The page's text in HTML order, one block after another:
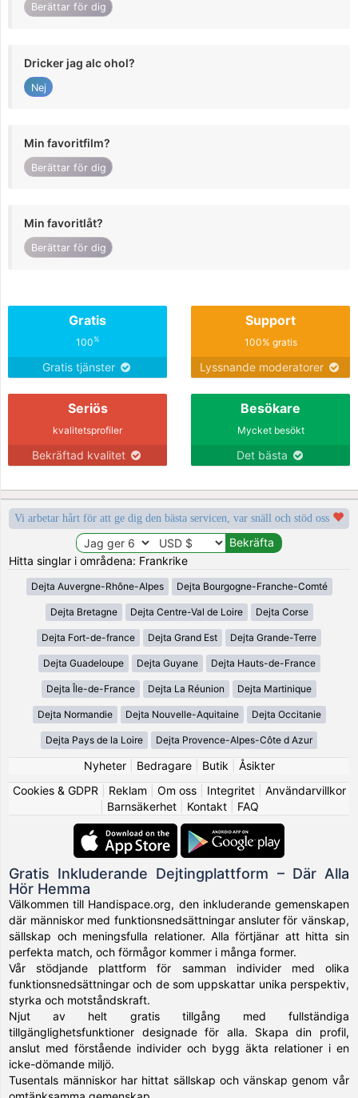
Berättar för dig
Dricker jag alc ohol?
Nej
Min favoritfilm?
Berättar för dig
Min favoritlåt?
Berättar för dig
Gratis
100%
Gratis tjänster
Support
100% gratis
Lyssnande moderatorer
Seriös
kvalitetsprofiler
Bekräftad kvalitet
Besökare
Mycket besökt
Det bästa
Vi arbetar hårt för att ge dig den bästa servicen, var snäll och stöd oss
Hitta singlar i områdena: Frankrike
Dejta Auvergne-Rhône-Alpes Dejta Bourgogne-Franche-Comté
Dejta Bretagne Dejta Centre-Val de Loire Dejta Corse
Dejta Fort-de-france Dejta Grand Est Dejta Grande-Terre
Dejta Guadeloupe Dejta Guyane Dejta Hauts-de-France
Dejta Île-de-France Dejta La Réunion Dejta Martinique
Dejta Normandie Dejta Nouvelle-Aquitaine Dejta Occitanie
Dejta Pays de la Loire Dejta Provence-Alpes-Côte d Azur
Nyheter| Bedragare| Butik
Åsikter
Cookies & GDPR
Reklam Om oss| Integritet| Användarvillkor
Barnsäkerhet| Kontakt| FAQ
Gratis Inkluderande Dejtingplattform – Där Alla
Hör Hemma
Välkommen till Handispace.org, den inkluderande gemenskapen
där människor med funktionsnedsättningar ansluter för vänskap,
sällskap och meningsfulla relationer. Alla förtjänar att hitta sin
perfekta match, och förmågor kommer i många former.
Vår stödjande plattform för samman individer med olika
funktionsnedsättningar och de som uppskattar unika perspektiv,
styrka och motståndskraft.
Njut av helt gratis tillgång med fullständiga
tillgänglighetsfunktioner designade för alla. Skapa din profil,
anslut med förstående individer och bygg äkta relationer i en
icke-dömande miljö.
Tusentals människor har hittat sällskap och vänskap genom vår